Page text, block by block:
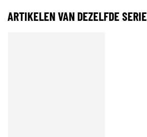
ARTIKELEN VAN DEZELFDE SERIE